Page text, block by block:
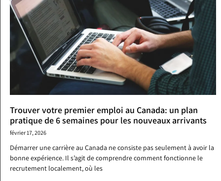
Trouver votre premier emploi au Canada: un plan
pratique de 6 semaines pour les nouveaux arrivants
février 17, 2026
Démarrer une carrière au Canada ne consiste pas seulement à avoir la
bonne expérience. Il s’agit de comprendre comment fonctionne le
recrutement localement, où les